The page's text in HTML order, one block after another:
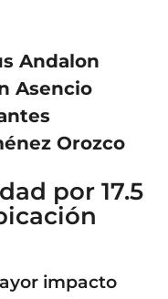
Andalon
Asencio
Orozco
por 17.5
impacto